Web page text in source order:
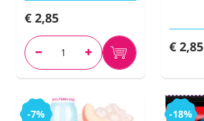
€ 2,85
€ 2,85
-7% -18%